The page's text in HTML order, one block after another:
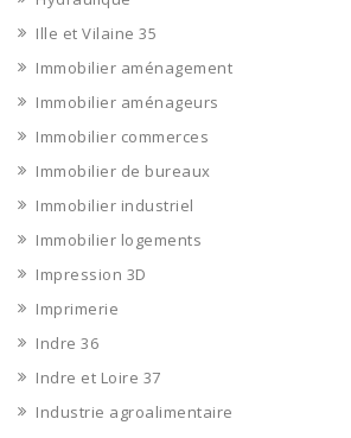
Ille et Vilaine 35
Immobilier aménagement
Immobilier aménageurs
Immobilier commerces
Immobilier de bureaux
Immobilier industriel
Immobilier logements
Impression 3D
Imprimerie
Indre 36
Indre et Loire 37
Industrie agroalimentaire